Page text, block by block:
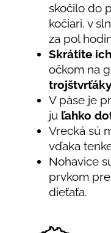
skočilo do
kočiari, v
za pol
Skrátite
očkom na
V páse je
ju ľahko
Vrecká sú
vďaka
Nohavice
prvkom
dieťaťa.